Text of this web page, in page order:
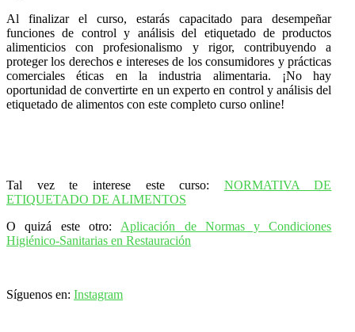
Al finalizar el curso, estarás capacitado para desempeñar
funciones de control y análisis del etiquetado de productos
alimenticios con profesionalismo y rigor, contribuyendo a
proteger los derechos e intereses de los consumidores y prácticas
comerciales éticas en la industria alimentaria. ¡No hay
oportunidad de convertirte en un experto en control y análisis del
etiquetado de alimentos con este completo curso online!
Tal vez te interese este curso: NORMATIVA DE
ETIQUETADO DE ALIMENTOS
O quizá este otro: Aplicación de Normas y Condiciones
Higiénico-Sanitarias en Restauración
Síguenos en: Instagram